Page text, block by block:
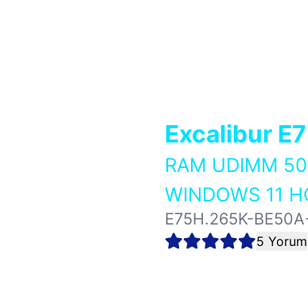
Excalibur
RAM UDIMM
WINDOWS 11
E75H.265K-
5 Yorum